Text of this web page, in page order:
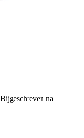
Bijgeschreven na